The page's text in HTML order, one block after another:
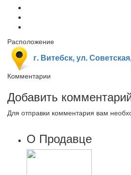
Расположение
г. Витебск, ул.
Комментарии
Добавить
Для отправки комментария вам
О Продавце